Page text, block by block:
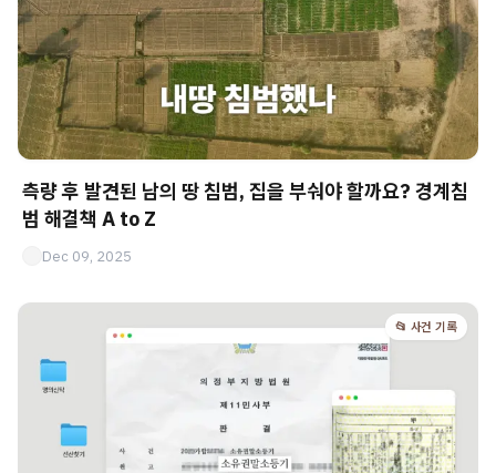
측량 후 발견된 남의 땅 침범, 집을 부숴야 할까요? 경계침
범 해결책 A to Z
Dec 09, 2025
📂 사건 기록